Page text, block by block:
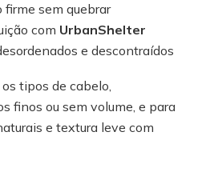
sem quebrar
com UrbanShelter
e descontraídos
tipos de cabelo,
finos ou sem volume, e para
e textura leve com